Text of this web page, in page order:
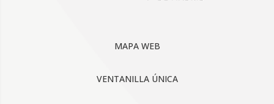
MAPA WEB
VENTANILLA ÚNICA